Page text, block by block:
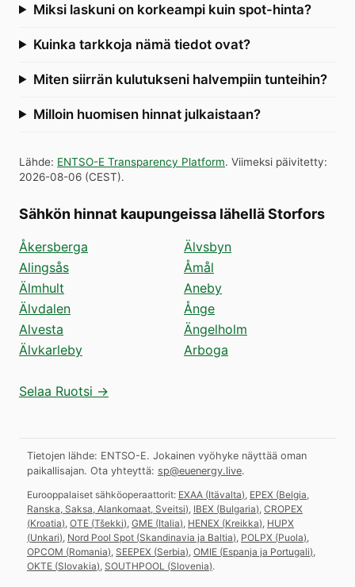
Miksi laskuni on korkeampi kuin spot-hinta?
Kuinka tarkkoja nämä tiedot ovat?
Miten siirrän kulutukseni halvempiin tunteihin?
Milloin huomisen hinnat julkaistaan?
Lähde: ENTSO-E Transparency Platform. Viimeksi päivitetty:
2026-08-06 (CEST).
Sähkön hinnat kaupungeissa lähellä Storfors
Åkersberga
Alingsås
Älmhult
Älvdalen
Alvesta
Älvkarleby
Älvsbyn
Åmål
Aneby
Ånge
Ängelholm
Arboga
Selaa Ruotsi →
Tietojen lähde: ENTSO-E. Jokainen vyöhyke näyttää oman
paikallisajan. Ota yhteyttä: sp@euenergy.live.
Eurooppalaiset sähköoperaattorit: EXAA (Itävalta) EPEX (Belgia,
Ranska, Saksa, Alankomaat, Sveitsi) IBEX (Bulgaria) CROPEX
(Kroatia) OTE (Tšekki) GME (Italia) HENEX (Kreikka) HUPX
(Unkari) Nord Pool Spot (Skandinavia ja Baltia) POLPX (Puola)
OPCOM (Romania) SEEPEX (Serbia) OMIE (Espanja ja Portugali)
OKTE (Slovakia) SOUTHPOOL (Slovenia).